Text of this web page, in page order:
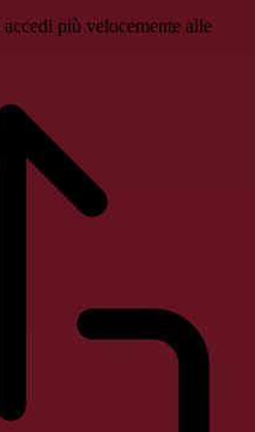
più velocemente alle